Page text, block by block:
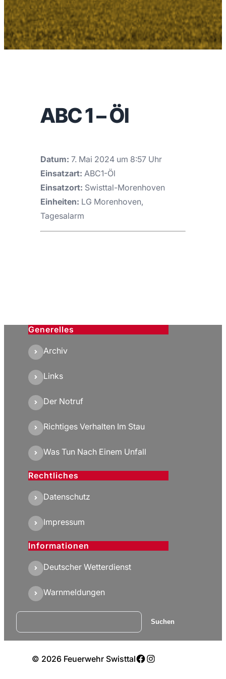
ABC 1 – Öl
Datum: 7. Mai 2024 um 8:57 Uhr
Einsatzart: ABC1-Öl
Einsatzort: Swisttal-Morenhoven
Einheiten: LG Morenhoven,
Tagesalarm
Generelles
Archiv
Links
Der Notruf
Richtiges Verhalten Im Stau
Was Tun Nach Einem Unfall
Rechtliches
Datenschutz
Impressum
Informationen
Deutscher Wetterdienst
Warnmeldungen
Suchen Suchen
© 2026 Feuerwehr SwisttalFacebook
Instagram